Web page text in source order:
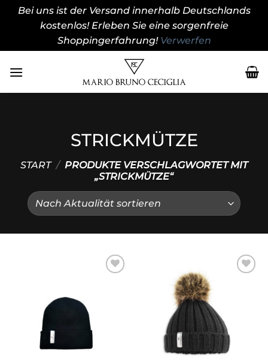
Bei uns ist der Versand innerhalb Deutschlands
kostenlos! Erleben Sie eine sorgenfreie
Shoppingerfahrung! Verwerfen
Inhalt
STRICKMÜTZE
START / PRODUKTE VERSCHLAGWORTET MIT
„STRICKMÜTZE“